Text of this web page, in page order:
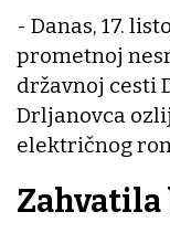
- Danas, 17.
prometnoj
državnoj cesti
Drljanovca
električnog